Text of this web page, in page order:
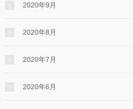
2020年9月
2020年8月
2020年7月
2020年6月